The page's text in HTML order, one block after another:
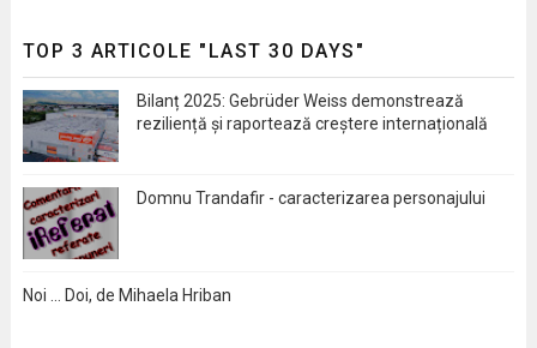
TOP 3 ARTICOLE "LAST 30 DAYS"
Bilanț 2025: Gebrüder Weiss demonstrează
reziliență și raportează creștere internațională
Domnu Trandafir - caracterizarea personajului
Noi … Doi, de Mihaela Hriban